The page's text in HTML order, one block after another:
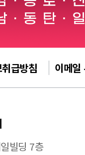
급방침 이메일
빌딩 7층